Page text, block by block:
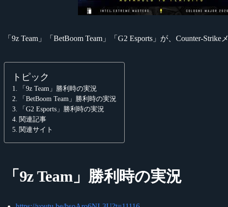
「9z Team」「BetBoom Team」「G2 Esports」が、Counter-
トピック
「9z Team」勝利時の実況
「BetBoom Team」勝利時の実況
「G2 Esports」勝利時の実況
関連記事
関連サイト
「9z Team」勝利時の実況